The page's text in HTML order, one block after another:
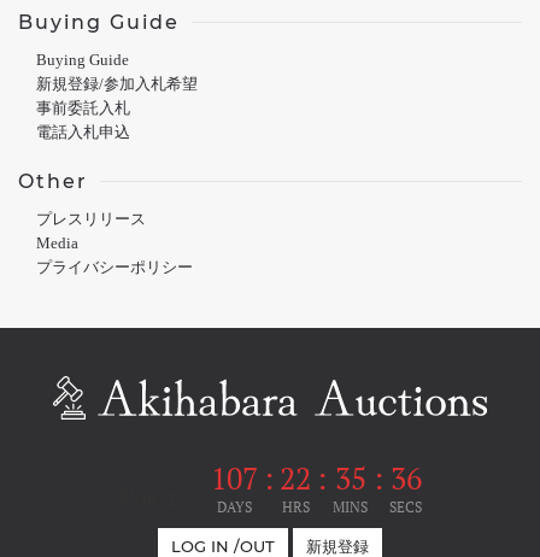
Buying Guide
Buying Guide
新規登録/参加入札希望
事前委託入札
電話入札申込
Other
プレスリリース
Media
プライバシーポリシー
107
DAYS
: 22
HRS
: 35
MINS
: 36
SECS
LOG IN /OUT 新規登録